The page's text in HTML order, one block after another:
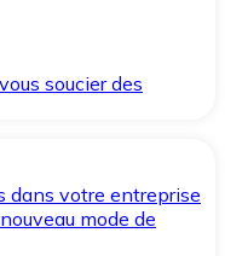
soucier des
dans votre entreprise
mode de